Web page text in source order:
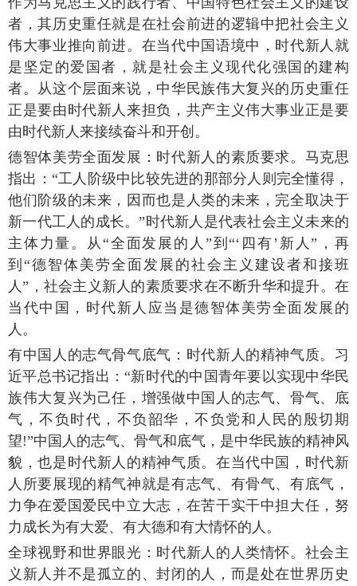
者，其历史重任就是在社会前进的逻辑中把社会主义
伟大事业推向前进。在当代中国语境中，时代新人就
是坚定的爱国者，就是社会主义现代化强国的建构
者。从这个层面来说，中华民族伟大复兴的历史重任
正是要由时代新人来担负，共产主义伟大事业正是要
由时代新人来接续奋斗和开创。
德智体美劳全面发展：时代新人的素质要求。马克思
指出：“工人阶级中比较先进的那部分人则完全懂得，
他们阶级的未来，因而也是人类的未来，完全取决于
新一代工人的成长。”时代新人是代表社会主义未来的
主体力量。从“全面发展的人”到“‘四有’新人”，再
到“德智体美劳全面发展的社会主义建设者和接班
人”，社会主义新人的素质要求在不断升华和提升。在
当代中国，时代新人应当是德智体美劳全面发展的
人。
有中国人的志气骨气底气：时代新人的精神气质。习
近平总书记指出：“新时代的中国青年要以实现中华民
族伟大复兴为己任，增强做中国人的志气、骨气、底
气，不负时代，不负韶华，不负党和人民的殷切期
望!”中国人的志气、骨气和底气，是中华民族的精神风
貌，也是时代新人的精神气质。在当代中国，时代新
人所要展现的精气神就是有志气、有骨气、有底气，
力争在爱国爱民中立大志，在苦干实干中担大任，努
力成长为有大爱、有大德和有大情怀的人。
全球视野和世界眼光：时代新人的人类情怀。社会主
义新人并不是孤立的、封闭的人，而是处在世界历史